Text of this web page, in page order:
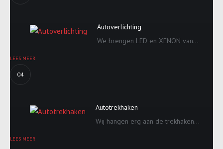
Autoverlichting
We brengen LED en XENON van...
LEES MEER
04
Autotrekhaken
Wij hangen erg aan de trekhaken...
LEES MEER